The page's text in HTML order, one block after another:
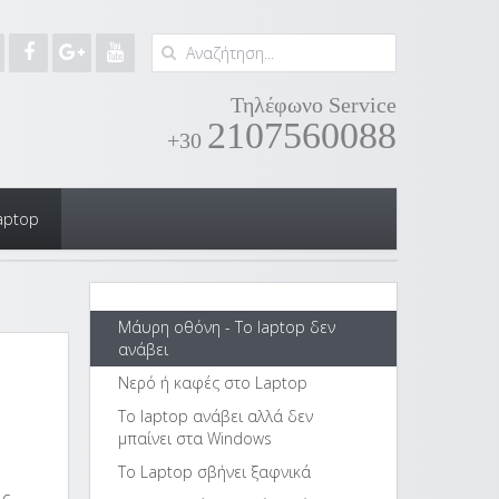
Τηλέφωνο Service
+30 2107560088
Μάυρη οθόνη - Το laptop δεν
ανάβει
Νερό ή καφές στο Laptop
Το laptop ανάβει αλλά δεν
μπαίνει στα Windows
Το Laptop σβήνει ξαφνικά